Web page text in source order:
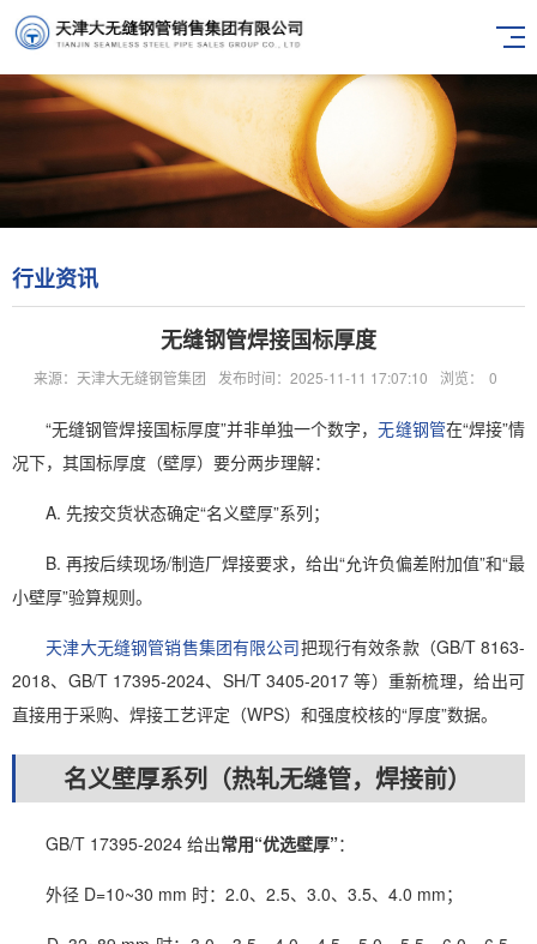
行业资讯
无缝钢管焊接国标厚度
来源：天津大无缝钢管集团 发布时间：2025-11-11 17:07:10 浏览： 0
“无缝钢管焊接国标厚度”并非单独一个数字，无缝钢管在“焊接”情
况下，其国标厚度（壁厚）要分两步理解：
A. 先按交货状态确定“名义壁厚”系列；
B. 再按后续现场/制造厂焊接要求，给出“允许负偏差附加值”和“最
小壁厚”验算规则。
天津大无缝钢管销售集团有限公司把现行有效条款（GB/T 8163-
2018、GB/T 17395-2024、SH/T 3405-2017 等）重新梳理，给出可
直接用于采购、焊接工艺评定（WPS）和强度校核的“厚度”数据。
名义壁厚系列（热轧无缝管，焊接前）
GB/T 17395-2024 给出常用“优选壁厚”：
外径 D=10~30 mm 时：2.0、2.5、3.0、3.5、4.0 mm；